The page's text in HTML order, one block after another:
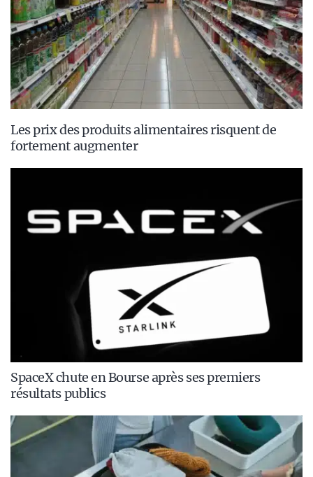
Les prix des produits alimentaires risquent de
fortement augmenter
SpaceX chute en Bourse après ses premiers
résultats publics